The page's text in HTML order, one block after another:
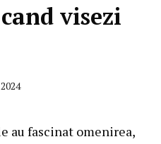
visezi
au fascinat omenirea,